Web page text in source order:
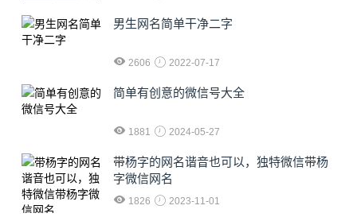
男生网名简单干净二字
2606 2022-07-17
简单有创意的微信号大全
1881 2024-05-27
​带杨字的网名谐音也可以，独特微信带杨
字微信网名
1826 2023-11-01